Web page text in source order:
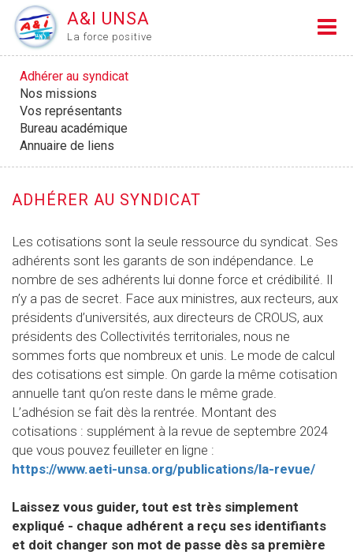
A&I UNSA
La force positive
Adhérer au syndicat
Nos missions
Vos représentants
Bureau académique
Annuaire de liens
ADHÉRER AU SYNDICAT
Les cotisations sont la seule ressource du syndicat. Ses
adhérents sont les garants de son indépendance. Le
nombre de ses adhérents lui donne force et crédibilité. Il
n’y a pas de secret. Face aux ministres, aux recteurs, aux
présidents d’universités, aux directeurs de CROUS, aux
présidents des Collectivités territoriales, nous ne
sommes forts que nombreux et unis. Le mode de calcul
des cotisations est simple. On garde la même cotisation
annuelle tant qu’on reste dans le même grade.
L’adhésion se fait dès la rentrée. Montant des
cotisations : supplément à la revue de septembre 2024
que vous pouvez feuilleter en ligne :
https://www.aeti-unsa.org/publications/la-revue/
Laissez vous guider, tout est très simplement
expliqué - chaque adhérent a reçu ses identifiants
et doit changer son mot de passe dès sa première